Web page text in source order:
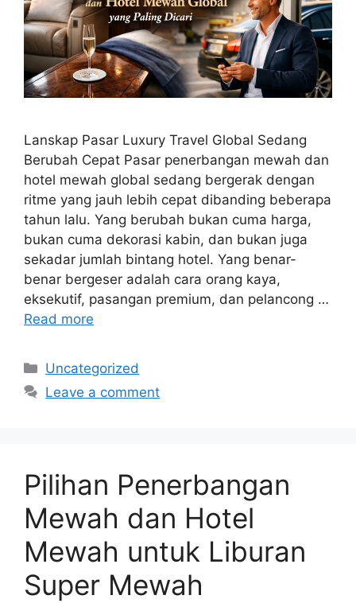
Lanskap Pasar Luxury Travel Global Sedang
Berubah Cepat Pasar penerbangan mewah dan
hotel mewah global sedang bergerak dengan
ritme yang jauh lebih cepat dibanding beberapa
tahun lalu. Yang berubah bukan cuma harga,
bukan cuma dekorasi kabin, dan bukan juga
sekadar jumlah bintang hotel. Yang benar-
benar bergeser adalah cara orang kaya,
eksekutif, pasangan premium, dan pelancong …
Read more
Categories
Uncategorized
Leave a comment
Pilihan Penerbangan
Mewah dan Hotel
Mewah untuk Liburan
Super Mewah